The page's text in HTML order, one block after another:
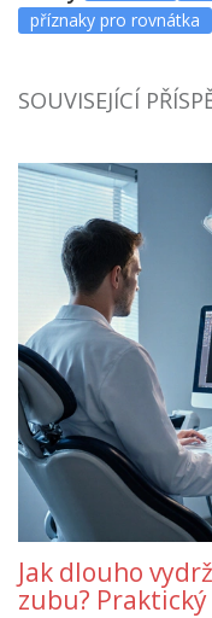
příznaky pro rovnátka
SOUVISEJÍCÍ
Jak dlouho
zubu?